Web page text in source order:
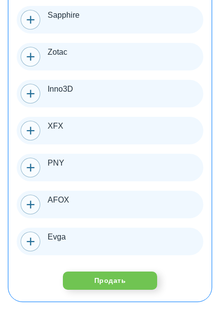
Sapphire
Zotac
Inno3D
XFX
PNY
AFOX
Evga
Продать